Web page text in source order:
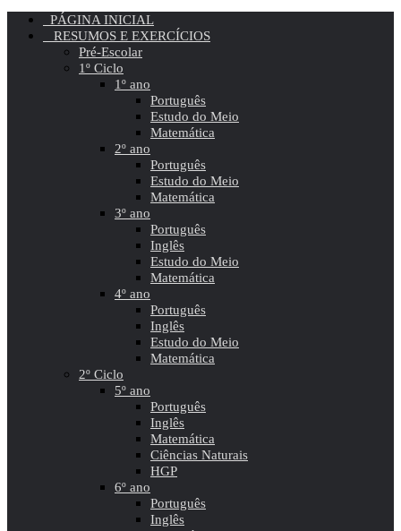
PÁGINA INICIAL
RESUMOS E EXERCÍCIOS
Pré-Escolar
1º Ciclo
1º ano
Português
Estudo do Meio
Matemática
2º ano
Português
Estudo do Meio
Matemática
3º ano
Português
Inglês
Estudo do Meio
Matemática
4º ano
Português
Inglês
Estudo do Meio
Matemática
2º Ciclo
5º ano
Português
Inglês
Matemática
Ciências Naturais
HGP
6º ano
Português
Inglês